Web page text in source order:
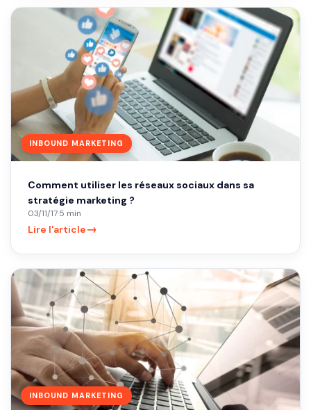
INBOUND MARKETING
Comment utiliser les réseaux sociaux dans sa
stratégie marketing ?
03/11/17·5 min
Lire l'article→
INBOUND MARKETING